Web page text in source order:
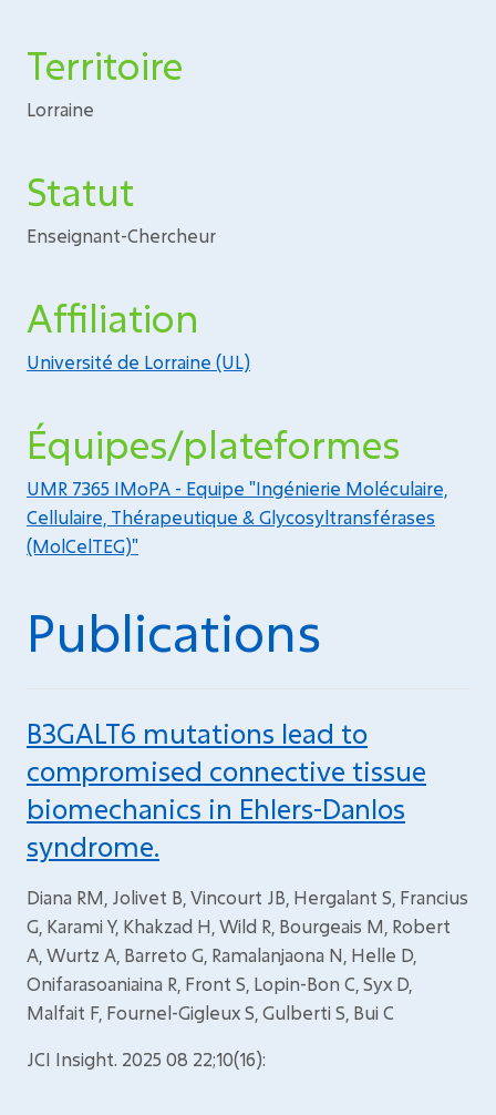
Territoire
Lorraine
Statut
Enseignant-Chercheur
Affiliation
Université de Lorraine (UL)
Équipes/plateformes
UMR 7365 IMoPA - Equipe "Ingénierie Moléculaire,
Cellulaire, Thérapeutique & Glycosyltransférases
(MolCelTEG)"
Publications
B3GALT6 mutations lead to
compromised connective tissue
biomechanics in Ehlers-Danlos
syndrome.
Diana RM, Jolivet B, Vincourt JB, Hergalant S, Francius
G, Karami Y, Khakzad H, Wild R, Bourgeais M, Robert
A, Wurtz A, Barreto G, Ramalanjaona N, Helle D,
Onifarasoaniaina R, Front S, Lopin-Bon C, Syx D,
Malfait F, Fournel-Gigleux S, Gulberti S, Bui C
JCI Insight. 2025 08 22;10(16):